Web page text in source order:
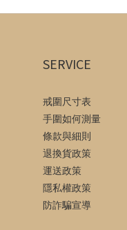
SERVICE
戒圍尺寸表
手圍如何測量
條款與細則
退換貨政策
運送政策
隱私權政策
防詐騙宣導